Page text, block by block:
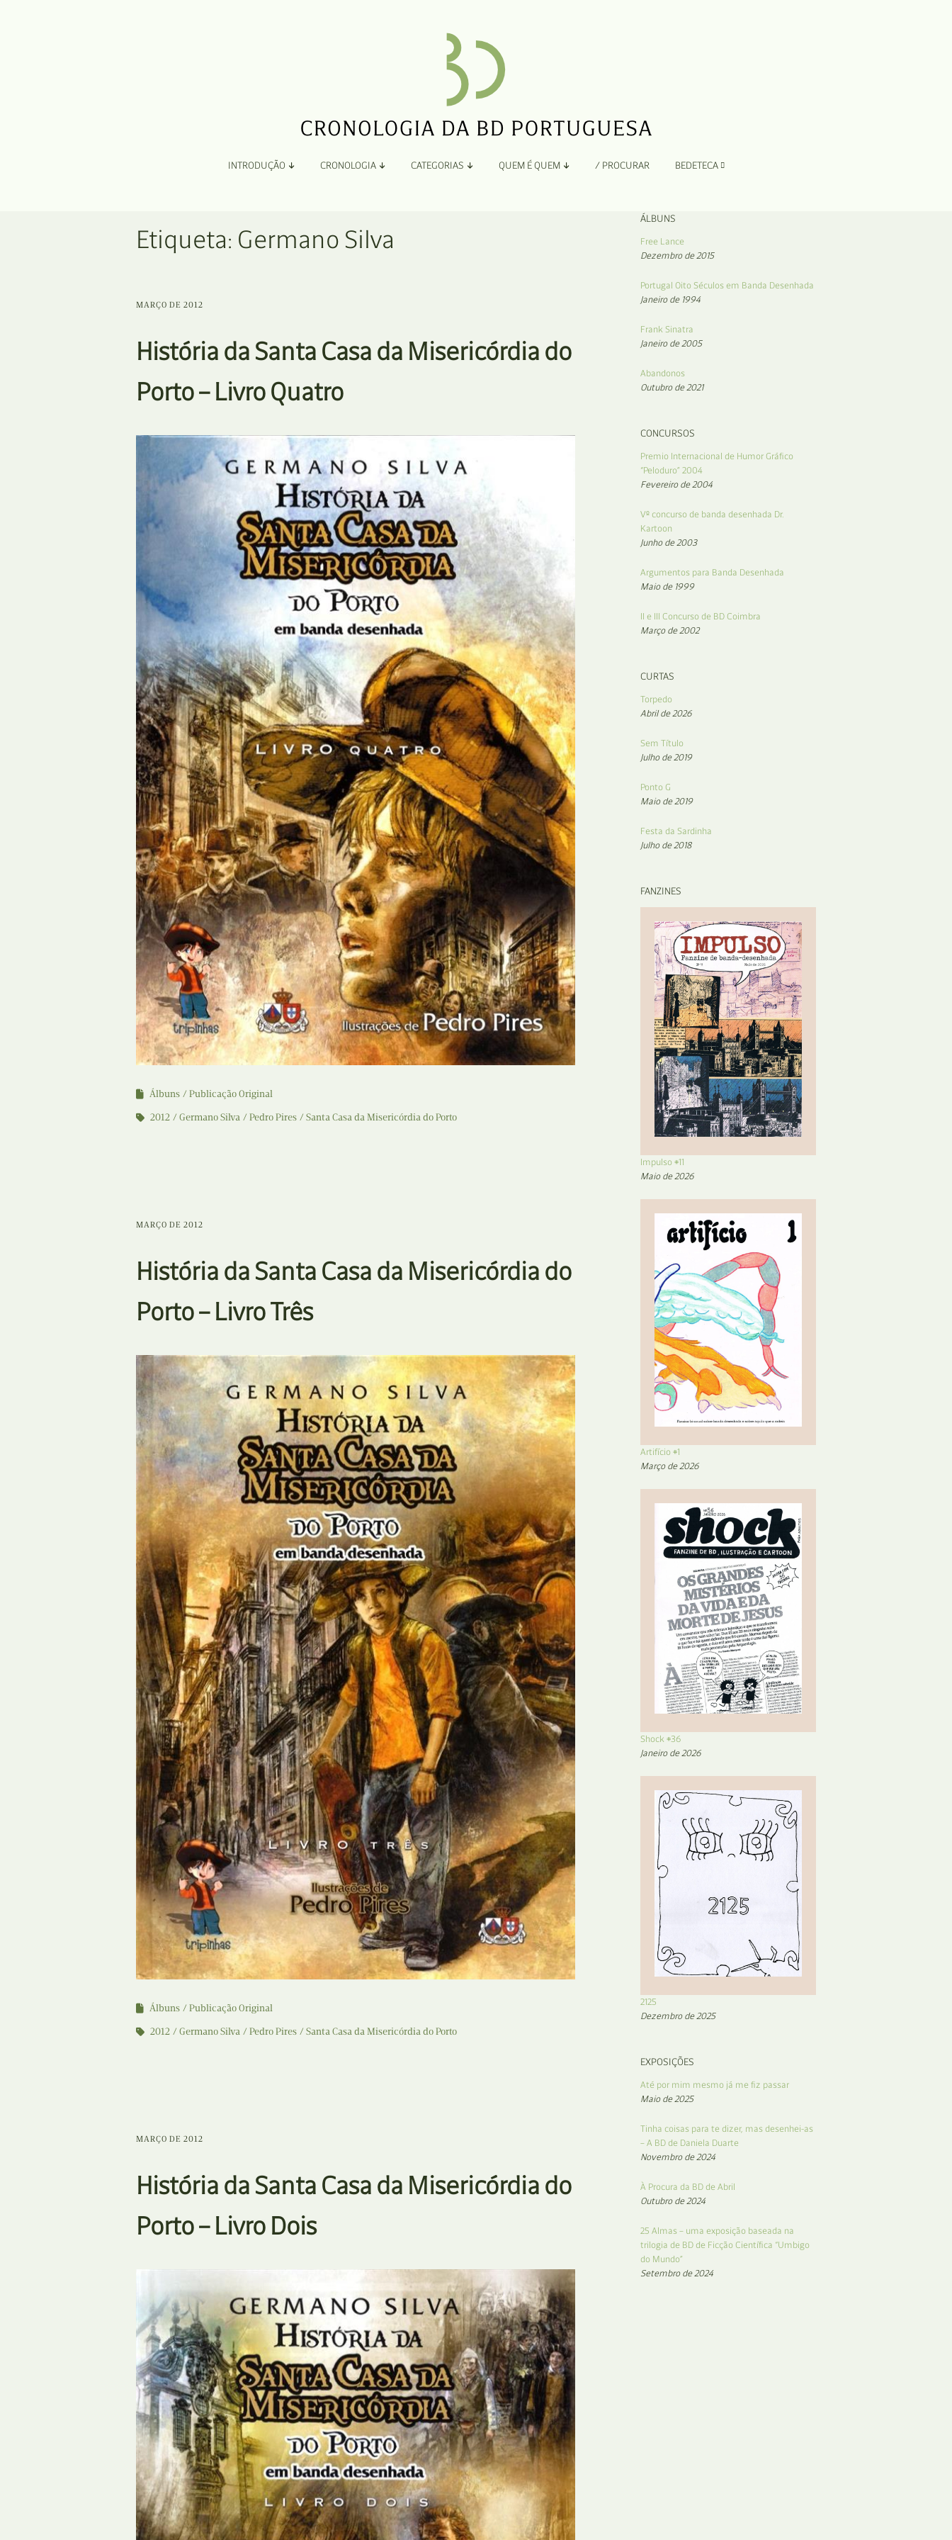
INTRODUÇÃO
Organização
CRONOLOGIA CATEGORIAS
Edição Digital
Edição Portuguesa
Exposições e Eventos
Fanzines
Festivais e Salões
Formação
Internacional
Estudos
Óbitos
Para BD
Publicação Original
Prémios
Programas e Catálogos
Publicações em periódicos
Recolha
Reedição
Rubricas
Tertúlias
QUEM É QUEM / PROCURAR BEDETECA
Etiqueta: Germano Silva
MARÇO DE 2012
História da Santa Casa da Misericórdia do
Porto – Livro Quatro
Álbuns
Publicação Original
2012
Germano Silva Pedro Pires Santa Casa da Misericórdia do Porto
MARÇO DE 2012
História da Santa Casa da Misericórdia do
Porto – Livro Três
Álbuns
Publicação Original
2012
Germano Silva Pedro Pires Santa Casa da Misericórdia do Porto
MARÇO DE 2012
História da Santa Casa da Misericórdia do
Porto – Livro Dois
ÁLBUNS
Free Lance
Dezembro de 2015
Portugal Oito Séculos em Banda Desenhada
Janeiro de 1994
Frank Sinatra
Janeiro de 2005
Abandonos
Outubro de 2021
CONCURSOS
Premio Internacional de Humor Gráfico
“Peloduro” 2004
Fevereiro de 2004
Vº concurso de banda desenhada Dr.
Kartoon
Junho de 2003
Argumentos para Banda Desenhada
Maio de 1999
II e III Concurso de BD Coimbra
Março de 2002
CURTAS
Torpedo
Abril de 2026
Sem Título
Julho de 2019
Ponto G
Maio de 2019
Festa da Sardinha
Julho de 2018
FANZINES
Impulso #11
Maio de 2026
Artifício #1
Março de 2026
Shock #36
Janeiro de 2026
2125
Dezembro de 2025
EXPOSIÇÕES
Até por mim mesmo já me fiz passar
Maio de 2025
Tinha coisas para te dizer, mas desenhei-as
– A BD de Daniela Duarte
Novembro de 2024
À Procura da BD de Abril
Outubro de 2024
25 Almas – uma exposição baseada na
trilogia de BD de Ficção Científica “Umbigo
do Mundo”
Setembro de 2024